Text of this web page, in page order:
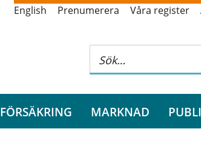
English Prenumerera Våra register
FÖRSÄKRING MARKNAD